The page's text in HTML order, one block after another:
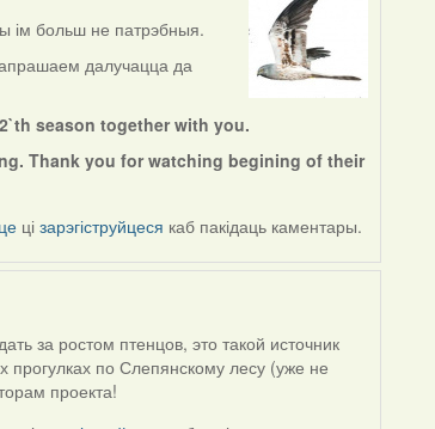
ім больш не патрэбныя.
далучацца да
season together with you.
Thank you for watching begining of their
цізарэгіструйцеся каб пакідаць каментары.
за ростом птенцов, это такой источник
по Слепянскому лесу (уже не
проекта!